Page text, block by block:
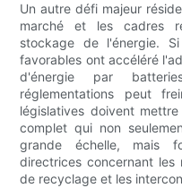
Un autre défi majeur
marché et les cadres
stockage de l'énergie.
favorables ont accéléré
d'énergie par
réglementations peut
législatives doivent
complet qui non
grande échelle, mais
directrices concernant les
de recyclage et les